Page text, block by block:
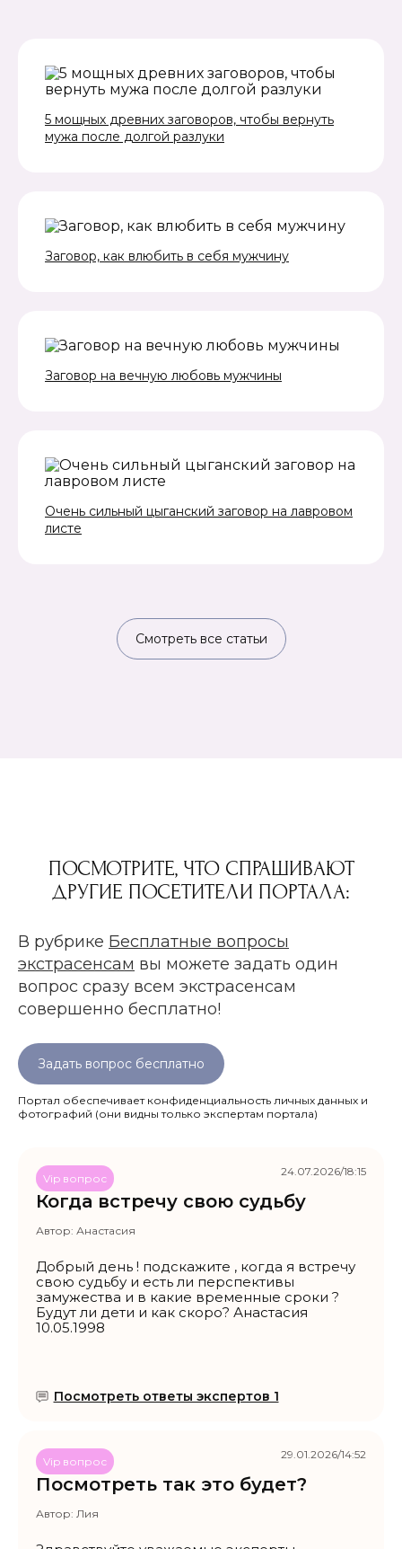
5 мощных древних заговоров, чтобы вернуть
мужа после долгой разлуки
Заговор, как влюбить в себя мужчину
Заговор на вечную любовь мужчины
Очень сильный цыганский заговор на лавровом
листе
Смотреть все статьи
ПОСМОТРИТЕ, ЧТО СПРАШИВАЮТ
ДРУГИЕ ПОСЕТИТЕЛИ ПОРТАЛА:
В рубрике Бесплатные вопросы
экстрасенсам вы можете задать один
вопрос сразу всем экстрасенсам
совершенно бесплатно!
Задать вопрос бесплатно
Портал обеспечивает конфиденциальность личных данных и
фотографий (они видны только экспертам портала)
Когда встречу свою судьбу
Vip вопрос
Автор: Анастасия
Добрый день ! подскажите , когда я встречу
свою судьбу и есть ли перспективы
замужества и в какие временные сроки ?
Будут ли дети и как скоро? Анастасия
10.05.1998
Посмотреть ответы экспертов 1
24.07.2026/18:15
Посмотреть так это будет?
Vip вопрос
Автор: Лия
29.01.2026/14:52